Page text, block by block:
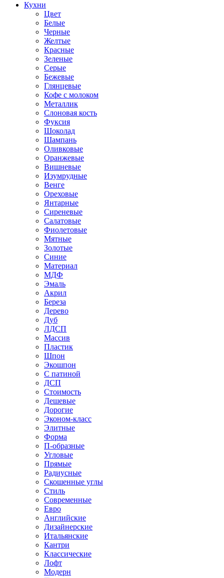
Кухни
Цвет
Белые
Черные
Желтые
Красные
Зеленые
Серые
Бежевые
Глянцевые
Кофе с молоком
Металлик
Слоновая кость
Фуксия
Шоколад
Шампань
Оливковые
Оранжевые
Вишневые
Изумрудные
Венге
Ореховые
Янтарные
Сиреневые
Салатовые
Фиолетовые
Мятные
Золотые
Синие
Материал
МДФ
Эмаль
Акрил
Береза
Дерево
Дуб
ЛДСП
Массив
Пластик
Шпон
Экошпон
С патиной
ДСП
Стоимость
Дешевые
Дорогие
Эконом-класс
Элитные
Форма
П-образные
Угловые
Прямые
Радиусные
Скошенные углы
Стиль
Современные
Евро
Английские
Дизайнерские
Итальянские
Кантри
Классические
Лофт
Модерн